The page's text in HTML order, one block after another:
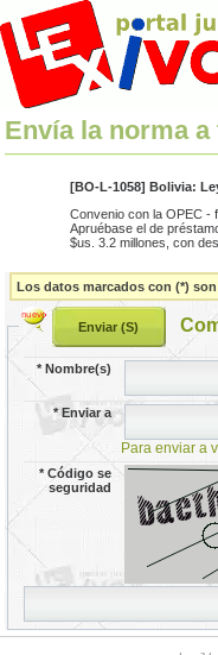
Envía la norma
[BO-L-1058] Bolivia:
Convenio con la OPEC -
Apruébase el de
$us. 3.2 millones, con
Los datos marcados con (*)
*Nombre(s)
*Enviar a
Para enviar a
*Código se
seguridad